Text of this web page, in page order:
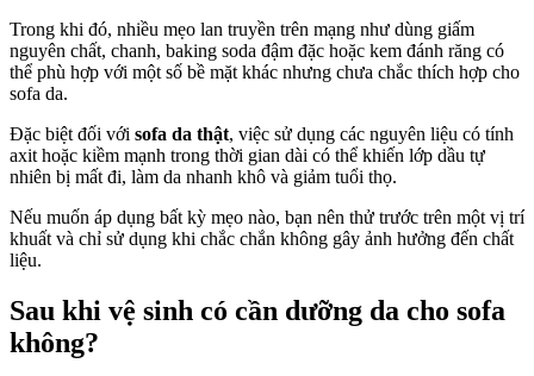
Trong khi đó, nhiều mẹo lan truyền trên mạng như dùng giấm
nguyên chất, chanh, baking soda đậm đặc hoặc kem đánh răng có
thể phù hợp với một số bề mặt khác nhưng chưa chắc thích hợp cho
sofa da.
Đặc biệt đối với sofa da thật, việc sử dụng các nguyên liệu có tính
axit hoặc kiềm mạnh trong thời gian dài có thể khiến lớp dầu tự
nhiên bị mất đi, làm da nhanh khô và giảm tuổi thọ.
Nếu muốn áp dụng bất kỳ mẹo nào, bạn nên thử trước trên một vị trí
khuất và chỉ sử dụng khi chắc chắn không gây ảnh hưởng đến chất
liệu.
Sau khi vệ sinh có cần dưỡng da cho sofa
không?